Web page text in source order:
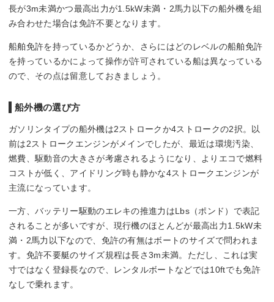
長が3m未満かつ最高出力が1.5kW未満・2馬力以下の船外機を組
み合わせた場合は免許不要となります。
船舶免許を持っているかどうか、さらにはどのレベルの船舶免許
を持っているかによって操作が許可されている船は異なっている
ので、その点は留意しておきましょう。
船外機の選び方
ガソリンタイプの船外機は2ストロークか4ストロークの2択。以
前は2ストロークエンジンがメインでしたが、最近は環境汚染、
燃費、駆動音の大きさが考慮されるようになり、よりエコで燃料
コストが低く、アイドリング時も静かな4ストロークエンジンが
主流になっています。
一方、バッテリー駆動のエレキの推進力はLbs（ポンド）で表記
されることが多いですが、現行機のほとんどが最高出力1.5kW未
満・2馬力以下なので、免許の有無はボートのサイズで問われま
す。免許不要艇のサイズ規程は長さ3m未満。ただし、これは実
寸ではなく登録長なので、レンタルボートなどでは10ftでも免許
なしで乗れます。